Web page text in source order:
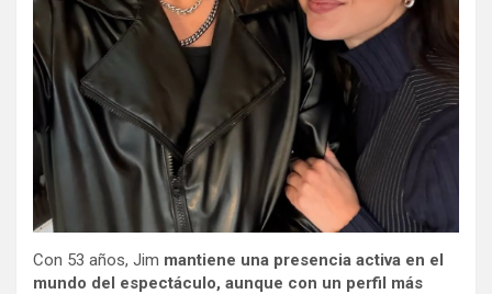
Con 53 años, Jim mantiene una presencia activa en el
mundo del espectáculo, aunque con un perfil más